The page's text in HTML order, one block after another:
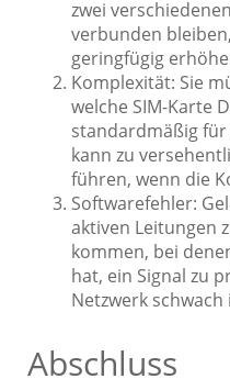
zwei
verbunden
geringfügig
Komplexität: Sie
welche SIM-Karte
standardmäßig
kann zu
führen, wenn die
Softwarefehler:
aktiven Leitungen
kommen, bei
hat, ein Signal zu
Netzwerk schwach
Abschluss